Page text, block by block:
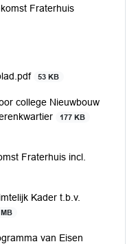
Fraterhuis
53 KB
college Nieuwbouw
177 KB
Fraterhuis incl.
Kader t.b.v.
van Eisen